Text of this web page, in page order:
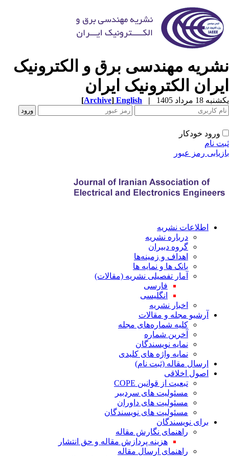
مهندسی برق و الکترونیک
الکترونیک ایران
18 مرداد 1405 |
English
[Archive]
ورود خودکار
نام
رمز عبور
اطلاعات نشریه
درباره نشریه
گروه دبیران
اهداف و زمینه‌ها
بانک ها و نمایه ها
آمار تفصیلی نشریه (مقالات)
فارسی
انگلیسی
اخبار نشریه
آرشیو مجله و مقالات
کلیه شماره‌های مجله
آخرین شماره
نمایه نویسندگان
نمایه واژه های کلیدی
ارسال مقاله (ثبت نام)
اصول اخلاقی
تبعیت از قوانین COPE
مسئولیت های سردبیر
مسئولیت های داوران
مسئولیت های نویسندگان
برای نویسندگان
راهنمای نگارش مقاله
هزینه پردازش مقاله و حق انتشار
راهنمای ارسال مقاله